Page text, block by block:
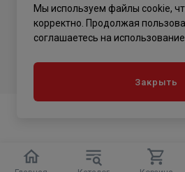
Политика
Мы используем файлы cookie,
корректно. Продолжая
соглашаетесь на использование
Закрыть